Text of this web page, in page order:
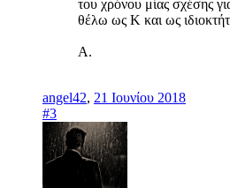
του χρόνου μίας σχέσης
θέλω ως Κ και ως
Α.
angel42, 21 Ιουνίου 2018
#3